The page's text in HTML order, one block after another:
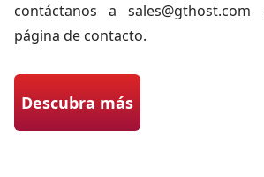
contáctanos asales@gthost.com
página de contacto.
Descubra más